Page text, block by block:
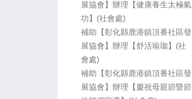
展協會】辦理【健康養生太極氣
功】(社會處)
補助【彰化縣鹿港鎮頂番社區發
展協會】辦理【舒活瑜珈】(社
會處)
補助【彰化縣鹿港鎮頂番社區發
展協會】辦理【慶祝母親節暨節